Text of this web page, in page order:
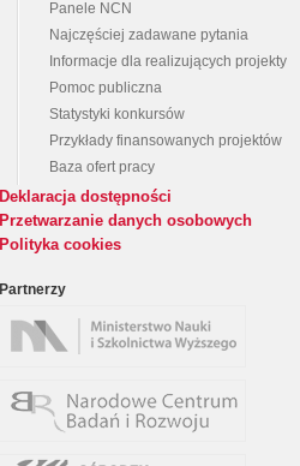
Panele NCN
Najczęściej zadawane pytania
Informacje dla realizujących projekty
Pomoc publiczna
Statystyki konkursów
Przykłady finansowanych projektów
Baza ofert pracy
Deklaracja dostępności
Przetwarzanie danych osobowych
Polityka cookies
Partnerzy